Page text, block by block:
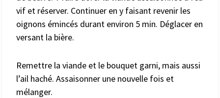
vif et réserver. Continuer en y faisant revenir les
oignons émincés durant environ 5 min. Déglacer en
versant la bière.
Remettre la viande et le bouquet garni, mais aussi
l’ail haché. Assaisonner une nouvelle fois et
mélanger.